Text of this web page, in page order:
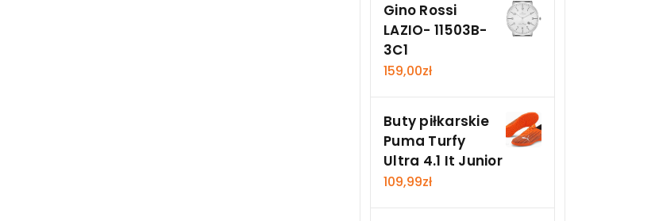
Gino Rossi
LAZIO- 11503B-
3C1
159,00zł
Buty piłkarskie
Puma Turfy
Ultra 4.1 It Junior
109,99zł